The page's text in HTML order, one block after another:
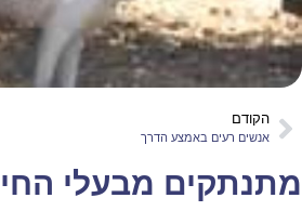
הקודם
אנשים רעים באמצע הדרך
מתנתקים מבעלי